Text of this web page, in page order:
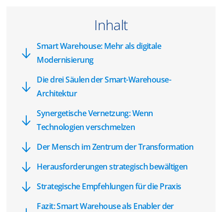
Inhalt
Smart Warehouse: Mehr als digitale
Modernisierung
Die drei Säulen der Smart-Warehouse-
Architektur
Synergetische Vernetzung: Wenn
Technologien verschmelzen
Der Mensch im Zentrum der Transformation
Herausforderungen strategisch bewältigen
Strategische Empfehlungen für die Praxis
Fazit: Smart Warehouse als Enabler der